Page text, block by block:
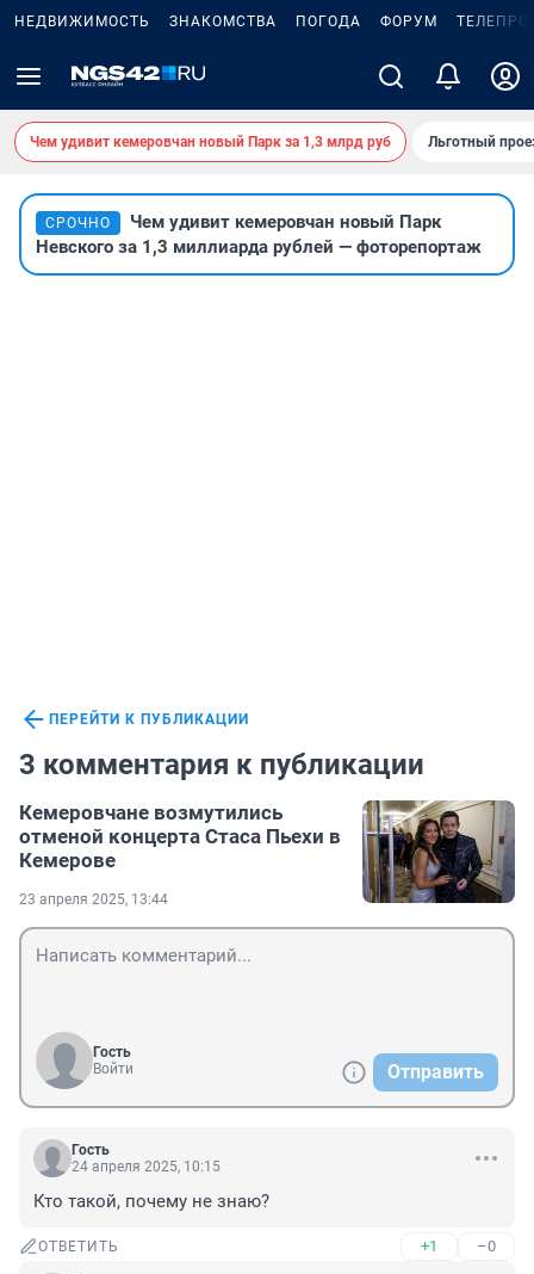
НЕДВИЖИМОСТЬ ЗНАКОМСТВА ПОГОДА ФОРУМ
Чем удивит кемеровчан новый Парк за 1,3 млрд руб Льготный
СРОЧНО
Чем удивит кемеровчан новый Парк
Невского за 1,3 миллиарда рублей — фоторепортаж
ПЕРЕЙТИ К ПУБЛИКАЦИИ
3 комментария к публикации
Кемеровчане возмутились
отменой концерта Стаса Пьехи в
Кемерове
23 апреля 2025, 13:44
Гость
Войти
Отправить
Гость
24 апреля 2025, 10:15
Кто такой, почему не знаю?
ОТВЕТИТЬ +1 –0